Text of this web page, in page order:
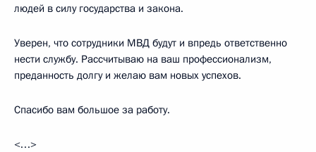
людей в силу государства и закона.
Уверен, что сотрудники МВД будут и впредь ответственно
нести службу. Рассчитываю на ваш профессионализм,
преданность долгу и желаю вам новых успехов.
Спасибо вам большое за работу.
<…>